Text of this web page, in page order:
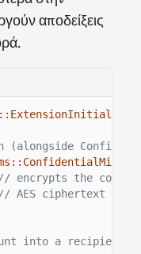
αποδείξεις
::
::
// encrypts the
// AES ciphertext of
into a